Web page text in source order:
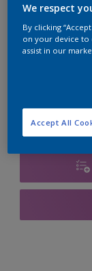
5L
Quantité
We respect
By clicking
on your device to
assist in our
Accept All